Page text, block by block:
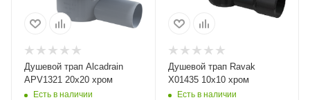
Душевой трап Alcadrain
APV1321 20х20 хром
Есть в наличии
Душевой трап Ravak
X01435 10х10 хром
Есть в наличии